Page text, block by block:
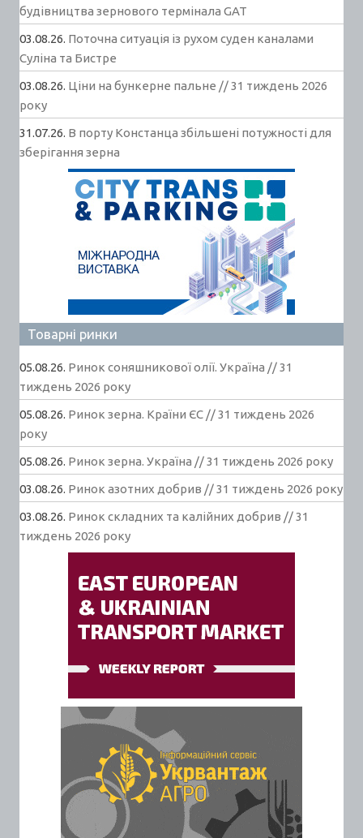
будівництва зернового термінала GAT
03.08.26. Поточна ситуація із рухом суден каналами
Суліна та Бистре
03.08.26. Ціни на бункерне пальне // 31 тиждень 2026
року
31.07.26. В порту Констанца збільшені потужності для
зберігання зерна
Товарні ринки
05.08.26. Ринок соняшникової олії. Україна // 31
тиждень 2026 року
05.08.26. Ринок зерна. Країни ЄС // 31 тиждень 2026
року
05.08.26. Ринок зерна. Україна // 31 тиждень 2026 року
03.08.26. Ринок азотних добрив // 31 тиждень 2026 року
03.08.26. Ринок складних та калійних добрив // 31
тиждень 2026 року